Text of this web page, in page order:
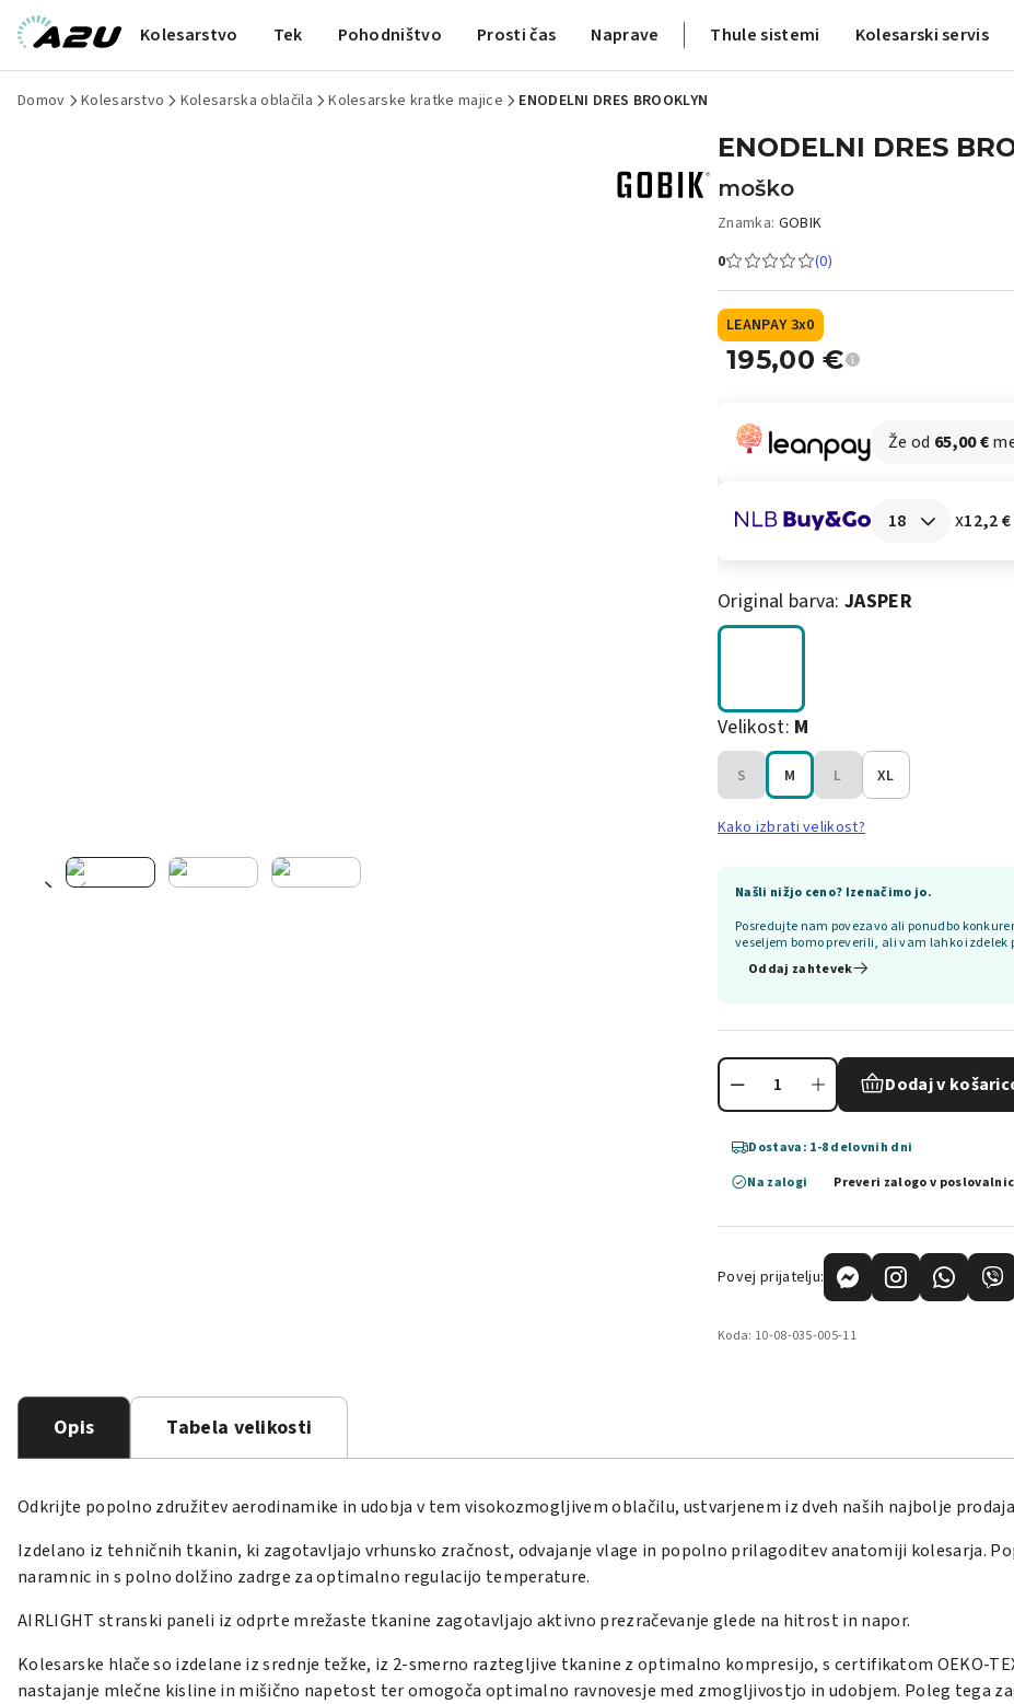
Kolesarstvo Tek Pohodništvo Prosti čas Naprave Thule sistemi Kolesarski servis
Domov Kolesarstvo Kolesarska oblačila Kolesarske kratke majice ENODELNI DRES BROOKLYN
ENODELNI DRES
moško
Znamka: GOBIK
0
(0)
LEANPAY 3x0
195,00€
Že od 65,00€
x12,2 €
Original barva:JASPER
Velikost: M
S M L XL
Kako izbrati velikost?
Našli nižjo ceno? Izenačimo jo.
Posredujte nam povezavo ali ponudbo
veseljem bomo preverili, ali vam lahko
Oddaj zahtevek
Dodaj v
Dostava: 1-8 delovnih dni
Na zalogi
Preveri zalogo v
Povej prijatelju:
Koda: 10-08-035-005-11
Opis Tabela velikosti
Odkrijte popolno združitev aerodinamike in udobja v tem visokozmogljivem oblačilu, ustvarjenem iz dveh naših najbolje
Izdelano iz tehničnih tkanin, ki zagotavljajo vrhunsko zračnost, odvajanje vlage in popolno prilagoditev anatomiji kolesarja.
naramnic in s polno dolžino zadrge za optimalno regulacijo temperature.
AIRLIGHT stranski paneli iz odprte mrežaste tkanine zagotavljajo aktivno prezračevanje glede na hitrost in napor.
Kolesarske hlače so izdelane iz srednje težke, iz 2-smerno raztegljive tkanine z optimalno kompresijo, s certifikatom OEKO-
nastajanje mlečne kisline in mišično napetost ter omogoča optimalno ravnovesje med zmogljivostjo in udobjem. Poleg tega